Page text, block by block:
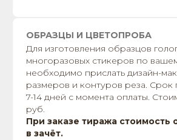
ОБРАЗЦЫ И ЦВЕТОПРОБА
Для изготовления образцов
многоразовых стикеров по
необходимо прислать дизайн-
размеров и контуров реза. Срок
7-14 дней с момента оплаты.
руб.
При заказе тиража стоимость
в зачёт.